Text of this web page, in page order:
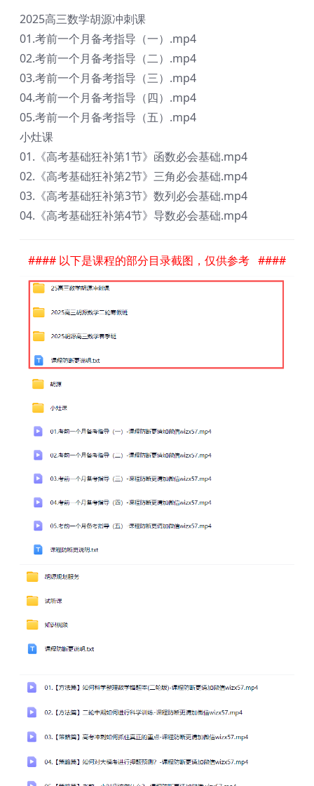
2025高三数学胡源冲刺课
01.考前一个月备考指导（一）.mp4
02.考前一个月备考指导（二）.mp4
03.考前一个月备考指导（三）.mp4
04.考前一个月备考指导（四）.mp4
05.考前一个月备考指导（五）.mp4
小灶课
01.《高考基础狂补第1节》函数必会基础.mp4
02.《高考基础狂补第2节》三角必会基础.mp4
03.《高考基础狂补第3节》数列必会基础.mp4
04.《高考基础狂补第4节》导数必会基础.mp4
#### 以下是课程的部分目录截图，仅供参考 ####